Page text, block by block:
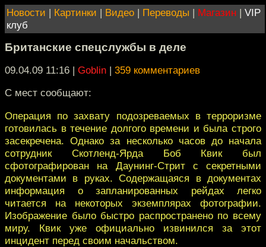
Новости | Картинки | Видео | Переводы | Магазин | VIP
клуб
Британские спецслужбы в деле
09.04.09 11:16 | Goblin | 359 комментариев
С мест сообщают:
Операция по захвату подозреваемых в терроризме
готовилась в течение долгого времени и была строго
засекречена. Однако за несколько часов до начала
сотрудник Скотленд-Ярда Боб Квик был
сфотографирован на Даунинг-Стрит с секретными
документами в руках. Содержащаяся в документах
информация о запланированных рейдах легко
читается на некоторых экземплярах фотографии.
Изображение было быстро распространено по всему
миру. Квик уже официально извинился за этот
инцидент перед своим начальством.